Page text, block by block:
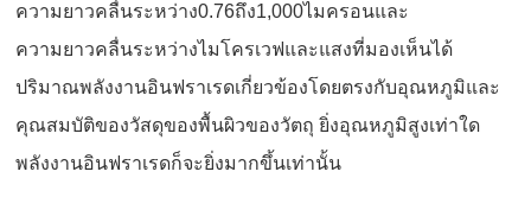
ความยาวคลื่นระหว่าง0.76ถึง1,000ไมครอนและ
ความยาวคลื่นระหว่างไมโครเวฟและแสงที่มองเห็นได้
ปริมาณพลังงานอินฟราเรดเกี่ยวข้องโดยตรงกับอุณหภูมิและ
คุณสมบัติของวัสดุของพื้นผิวของวัตถุ ยิ่งอุณหภูมิสูงเท่าใด
พลังงานอินฟราเรดก็จะยิ่งมากขึ้นเท่านั้น